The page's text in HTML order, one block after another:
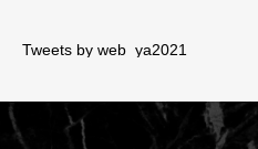
Tweets by web_ya2021